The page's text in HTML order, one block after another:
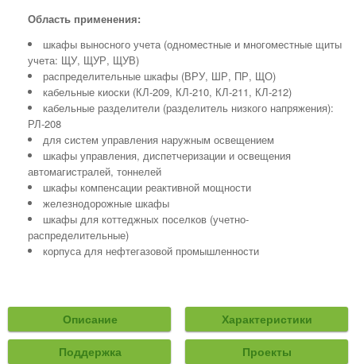
Область применения:
шкафы выносного учета (одноместные и многоместные щиты
учета: ЩУ, ЩУР, ЩУВ)
распределительные шкафы (ВРУ, ШР, ПР, ЩО)
кабельные киоски (КЛ-209, КЛ-210, КЛ-211, КЛ-212)
кабельные разделители (разделитель низкого напряжения):
РЛ-208
для систем управления наружным освещением
шкафы управления, диспетчеризации и освещения
автомагистралей, тоннелей
шкафы компенсации реактивной мощности
железнодорожные шкафы
шкафы для коттеджных поселков (учетно-
распределительные)
корпуса для нефтегазовой промышленности
Описание Характеристики
Поддержка Проекты